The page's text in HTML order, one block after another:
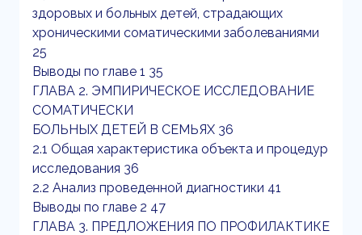
здоровых и больных детей, страдающих
хроническими соматическими заболеваниями
25
Выводы по главе 1 35
ГЛАВА 2. ЭМПИРИЧЕСКОЕ ИССЛЕДОВАНИЕ
СОМАТИЧЕСКИ
БОЛЬНЫХ ДЕТЕЙ В СЕМЬЯХ 36
2.1 Общая характеристика объекта и процедур
исследования 36
2.2 Анализ проведенной диагностики 41
Выводы по главе 2 47
ГЛАВА 3. ПРЕДЛОЖЕНИЯ ПО ПРОФИЛАКТИКЕ